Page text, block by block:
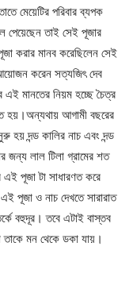
মেয়েটির পরিবার ব্যপক
পেয়েছেন তাই সেই পূজার
করার মানব করেছিলেন সেই
করেন সত্যজিৎ দেব
এই মানতের নিয়ম হচ্ছে চৈত্র
হয়।অন্যথায় আগামী বছরের
দন্ড কালির নাচ এবং দন্ড
জন্য লাল টিলা গ্রামের শত
এই পূজা টা সাধারণত করে
পূজা ও নাচ দেখতে সারারাত
বহুদূর। তবে এটাই বাস্তব
তাকে মন থেকে ডকা যায়।